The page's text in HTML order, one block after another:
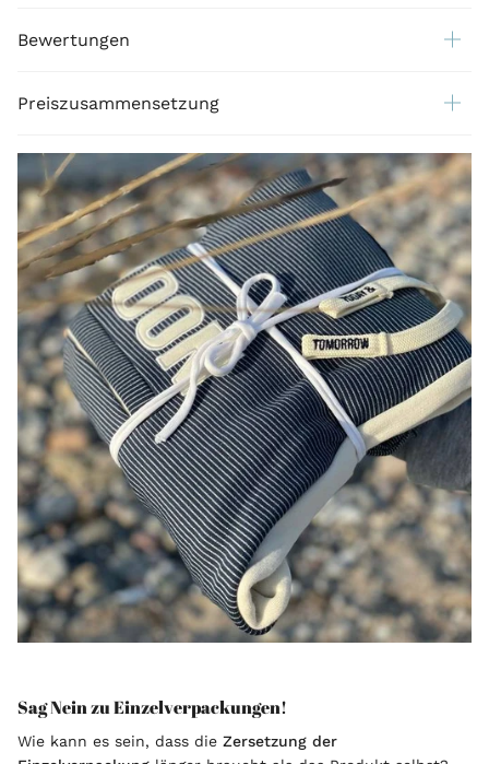
Bewertungen
Preiszusammensetzung
Sag Nein zu Einzelverpackungen!
Wie kann es sein, dass die Zersetzung der